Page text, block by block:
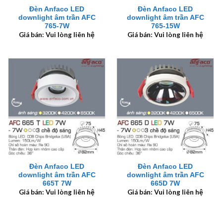
Đèn Anfaco LED
downlight âm trần AFC
765-7W
Giá bán: Vui lòng liên hệ
Đèn Anfaco LED
downlight âm trần AFC
765-15W
Giá bán: Vui lòng liên hệ
Đèn Anfaco LED
downlight âm trần AFC
665T 7W
Giá bán: Vui lòng liên hệ
Đèn Anfaco LED
downlight âm trần AFC
665D 7W
Giá bán: Vui lòng liên hệ